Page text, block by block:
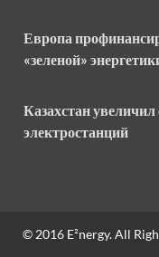
Европа
«зеленой»
Казахстан
электростанций
© 2016 E²nergy. All